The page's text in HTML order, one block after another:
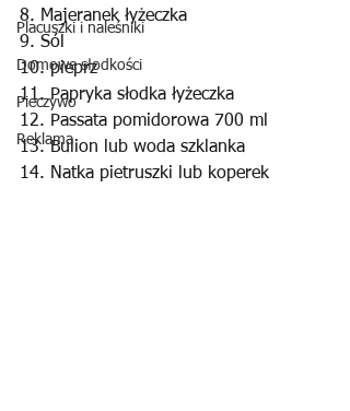
Placuszki i naleśniki
Domowe słodkości
Pieczywo
Reklama
8. Majeranek łyżeczka
9. Sól
10. pieprz
11. Papryka słodka łyżeczka
12. Passata pomidorowa 700 ml
13. Bulion lub woda szklanka
14. Natka pietruszki lub koperek